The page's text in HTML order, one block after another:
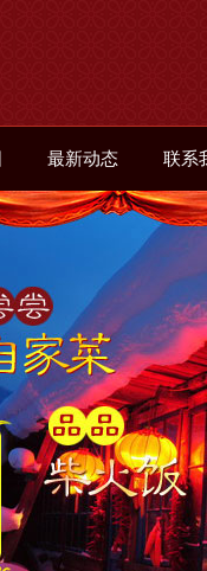
最新动态 联系